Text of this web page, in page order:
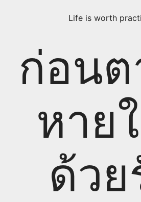
Life is worth
ก่อนต
หายใ
ด้วย